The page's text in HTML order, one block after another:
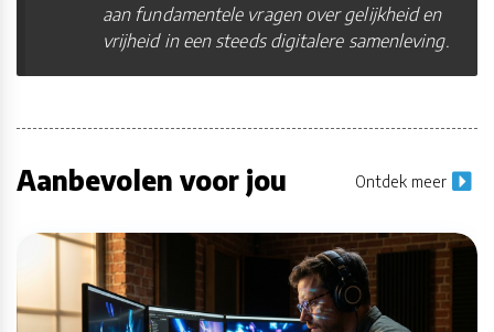
aan fundamentele vragen over gelijkheid en
vrijheid in een steeds digitalere samenleving.
Aanbevolen voor jou Ontdek meer